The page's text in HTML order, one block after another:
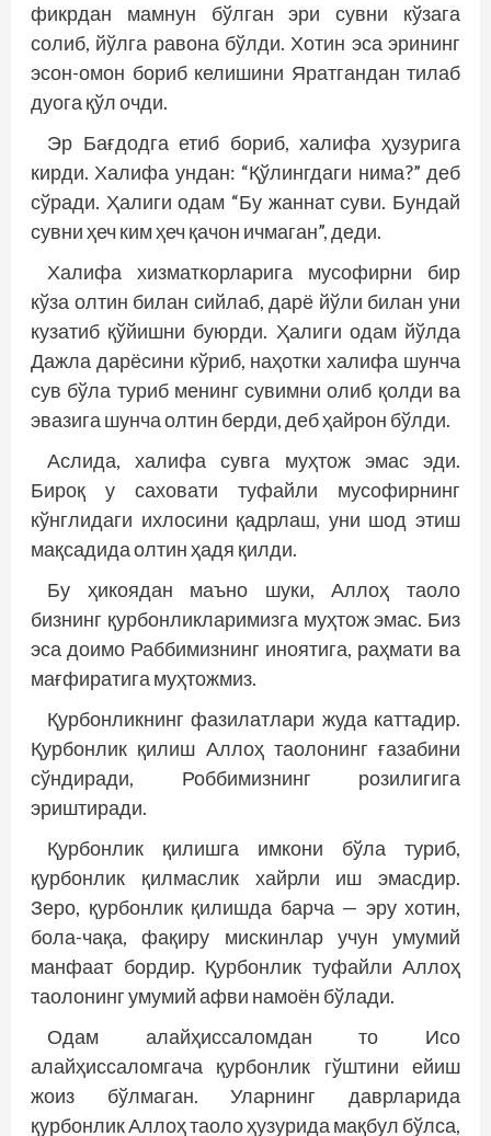
фикрдан мамнун бўлган эри сувни кўзага
солиб, йўлга равона бўлди. Хотин эса эрининг
эсон-омон бориб келишини Яратгандан тилаб
дуога қўл очди.
Эр Бағдодга етиб бориб, халифа ҳузурига
кирди. Халифа ундан: “Қўлингдаги нима?” деб
сўради. Ҳалиги одам “Бу жаннат суви. Бундай
сувни ҳеч ким ҳеч қачон ичмаган”, деди.
Халифа хизматкорларига мусофирни бир
кўза олтин билан сийлаб, дарё йўли билан уни
кузатиб қўйишни буюрди. Ҳалиги одам йўлда
Дажла дарёсини кўриб, наҳотки халифа шунча
сув бўла туриб менинг сувимни олиб қолди ва
эвазига шунча олтин берди, деб ҳайрон бўлди.
Аслида, халифа сувга муҳтож эмас эди.
Бироқ у саховати туфайли мусофирнинг
кўнглидаги ихлосини қадрлаш, уни шод этиш
мақсадида олтин ҳадя қилди.
Бу ҳикоядан маъно шуки, Аллоҳ таоло
бизнинг қурбонликларимизга муҳтож эмас. Биз
эса доимо Раббимизнинг иноятига, раҳмати ва
мағфиратига муҳтожмиз.
Қурбонликнинг фазилатлари жуда каттадир.
Қурбонлик қилиш Аллоҳ таолонинг ғазабини
сўндиради, Роббимизнинг розилигига
эриштиради.
Қурбонлик қилишга имкони бўла туриб,
қурбонлик қилмаслик хайрли иш эмасдир.
Зеро, қурбонлик қилишда барча — эру хотин,
бола-чақа, фақиру мискинлар учун умумий
манфаат бордир. Қурбонлик туфайли Аллоҳ
таолонинг умумий афви намоён бўлади.
Одам алайҳиссаломдан то Исо
алайҳиссаломгача қурбонлик гўштини ейиш
жоиз бўлмаган. Уларнинг даврларида
қурбонлик Аллоҳ таоло ҳузурида мақбул бўлса,